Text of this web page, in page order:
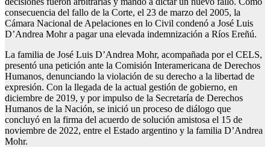
consecuencia del fallo de la Corte, el 23 de marzo del 2005, la
Cámara Nacional de Apelaciones en lo Civil condenó a José Luis
D’Andrea Mohr a pagar una elevada indemnización a Ríos Ereñú.
La familia de José Luis D’Andrea Mohr, acompañada por el CELS,
presentó una petición ante la Comisión Interamericana de Derechos
Humanos, denunciando la violación de su derecho a la libertad de
expresión. Con la llegada de la actual gestión de gobierno, en
diciembre de 2019, y por impulso de la Secretaría de Derechos
Humanos de la Nación, se inició un proceso de diálogo que
concluyó en la firma del acuerdo de solución amistosa el 15 de
noviembre de 2022, entre el Estado argentino y la familia D’Andrea
Mohr.